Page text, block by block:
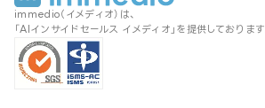
immedio（イメディオ）は、
「AIインサイドセールス イメディオ」を提供しております